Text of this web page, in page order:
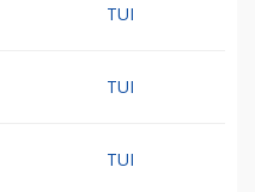
TUI
TUI
TUI